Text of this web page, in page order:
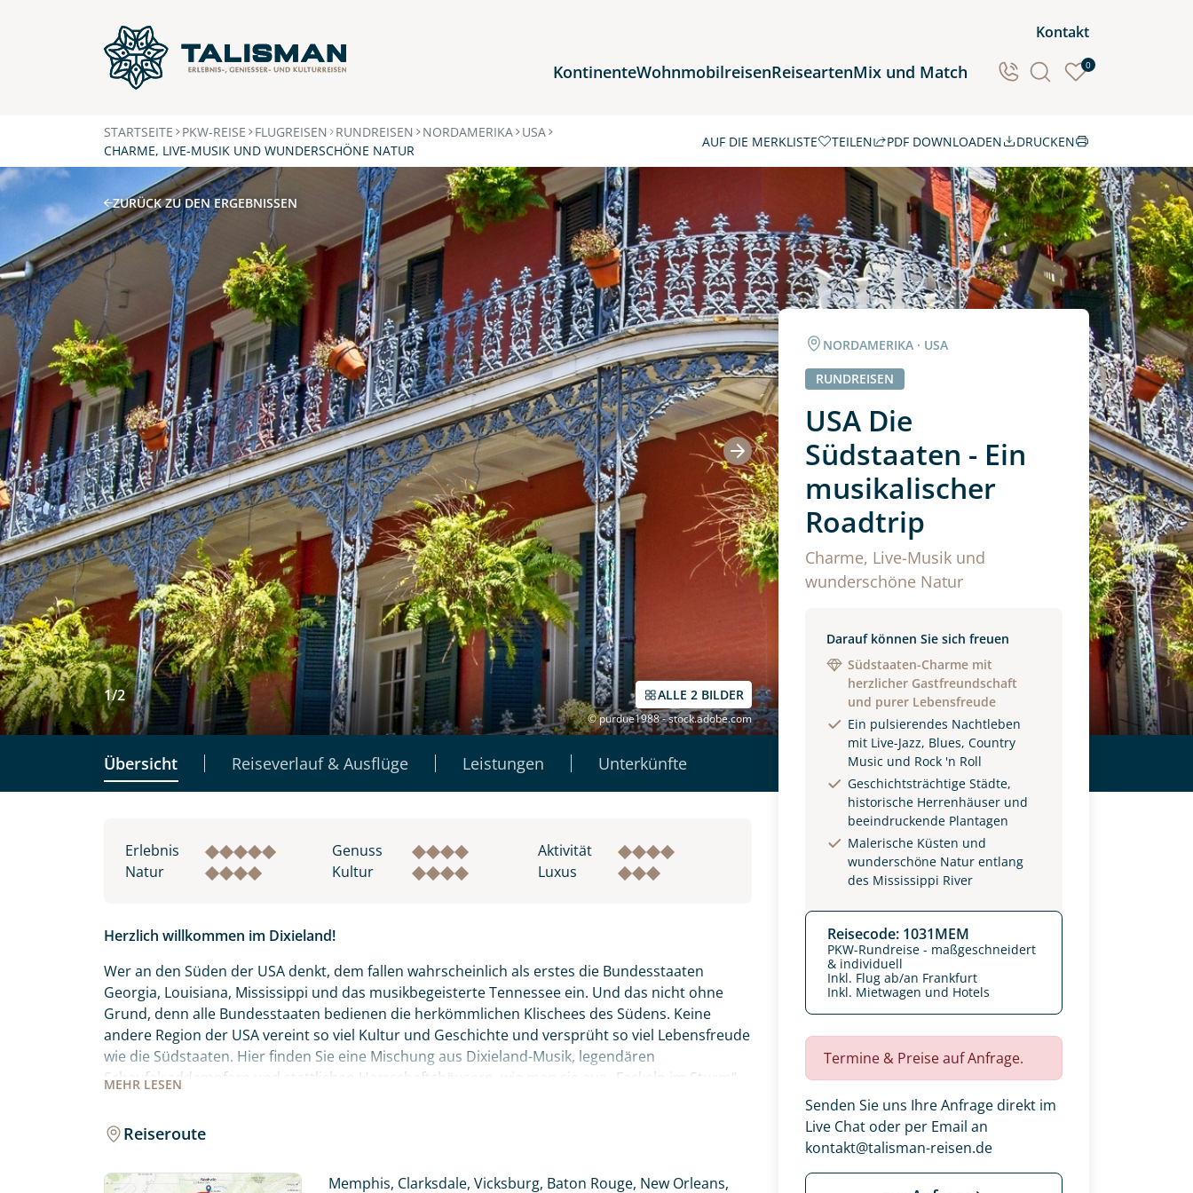
Kontakt
KontinenteWohnmobilreisenReiseartenMix und Match 0
Reiseziele
Afrika
Nordamerika
Ozeanien
Südamerika
STARTSEITE PKW-REISE FLUGREISEN RUNDREISEN NORDAMERIKA USA
CHARME, LIVE-MUSIK UND WUNDERSCHÖNE NATUR
AUF DIE MERKLISTE TEILEN PDF DOWNLOADEN DRUCKEN
ZURÜCK ZU DEN ERGEBNISSEN
1/2 ALLE 2 BILDER
© purdue1988 - stock.adobe.com
Übersicht Reiseverlauf & Ausflüge Leistungen Unterkünfte
NORDAMERIKA · USA
RUNDREISEN
USA Die
Südstaaten - Ein
musikalischer
Roadtrip
Charme, Live-Musik und
wunderschöne Natur
Darauf können Sie sich freuen
Südstaaten-Charme mit
herzlicher Gastfreundschaft
und purer Lebensfreude
Ein pulsierendes Nachtleben
mit Live-Jazz, Blues, Country
Music und Rock 'n Roll
Geschichtsträchtige Städte,
historische Herrenhäuser und
beeindruckende Plantagen
Malerische Küsten und
wunderschöne Natur entlang
des Mississippi River
Reisecode: 1031MEM
PKW-Rundreise - maßgeschneidert
& individuell
Inkl. Flug ab/an Frankfurt
Inkl. Mietwagen und Hotels
Termine & Preise auf Anfrage.
Senden Sie uns Ihre Anfrage direkt im
Live Chat oder per Email an
kontakt@talisman-reisen.de
Erlebnis Genuss
Aktivität
Natur
Kultur Luxus
MEHR LESEN
Herzlich willkommen im Dixieland!
Wer an den Süden der USA denkt, dem fallen wahrscheinlich als erstes die Bundesstaaten
Georgia, Louisiana, Mississippi und das musikbegeisterte Tennessee ein. Und das nicht ohne
Grund, denn alle Bundesstaaten bedienen die herkömmlichen Klischees des Südens. Keine
andere Region der USA vereint so viel Kultur und Geschichte und versprüht so viel Lebensfreude
wie die Südstaaten. Hier finden Sie eine Mischung aus Dixieland-Musik, legendären
Schaufelraddampfern und stattlichen Herrschaftshäusern, wie man sie aus „Fackeln im Sturm“
Rüschenkleider, Kavaliere und Bilderbuch-Städte – es gibt viele gute Gründe, die Südstaaten der
Kolonialzeit, oder genießen Sie die Stille der Natur auf einer Wanderung durch die hügelige
Reiseroute
Memphis, Clarksdale, Vicksburg, Baton Rouge, New Orleans,